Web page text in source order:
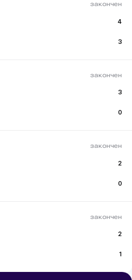
закончен
4
3
закончен
3
0
закончен
2
0
закончен
2
1